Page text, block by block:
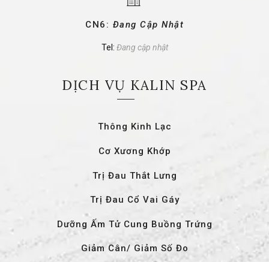
CN6: Đang Cập Nhật
Tel: Đang cập nhật
DỊCH VỤ KALIN SPA
Thông Kinh Lạc
Cơ Xương Khớp
Trị Đau Thắt Lưng
Trị Đau Cổ Vai Gáy
Dưỡng Ấm Tử Cung Buồng Trứng
Giảm Cân/ Giảm Số Đo